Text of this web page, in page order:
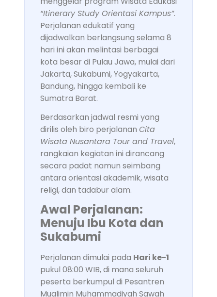
“Itinerary Study Orientasi Kampus”.
Perjalanan edukatif yang
dijadwalkan berlangsung selama 8
hari ini akan melintasi berbagai
kota besar di Pulau Jawa, mulai dari
Jakarta, Sukabumi, Yogyakarta,
Bandung, hingga kembali ke
Sumatra Barat.
Berdasarkan jadwal resmi yang
dirilis oleh biro perjalanan Cita
Wisata Nusantara Tour and Travel,
rangkaian kegiatan ini dirancang
secara padat namun seimbang
antara orientasi akademik, wisata
religi, dan tadabur alam.
Awal Perjalanan:
Menuju Ibu Kota dan
Sukabumi
Perjalanan dimulai pada Hari ke-1
pukul 08:00 WIB, di mana seluruh
peserta berkumpul di Pesantren
Mualimin Muhammadiyah Sawah